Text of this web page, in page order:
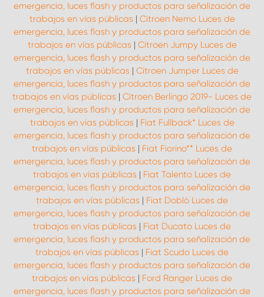
emergencia, luces flash y productos para señalización de
trabajos en vías públicas | Citroen Nemo Luces de
emergencia, luces flash y productos para señalización de
trabajos en vías públicas | Citroen Jumpy Luces de
emergencia, luces flash y productos para señalización de
trabajos en vías públicas | Citroen Jumper Luces de
emergencia, luces flash y productos para señalización de
trabajos en vías públicas | Citroen Berlingo 2019- Luces de
emergencia, luces flash y productos para señalización de
trabajos en vías públicas | Fiat Fullback* Luces de
emergencia, luces flash y productos para señalización de
trabajos en vías públicas | Fiat Fiorino** Luces de
emergencia, luces flash y productos para señalización de
trabajos en vías públicas | Fiat Talento Luces de
emergencia, luces flash y productos para señalización de
trabajos en vías públicas | Fiat Doblò Luces de
emergencia, luces flash y productos para señalización de
trabajos en vías públicas | Fiat Ducato Luces de
emergencia, luces flash y productos para señalización de
trabajos en vías públicas | Fiat Scudo Luces de
emergencia, luces flash y productos para señalización de
trabajos en vías públicas | Ford Ranger Luces de
emergencia, luces flash y productos para señalización de